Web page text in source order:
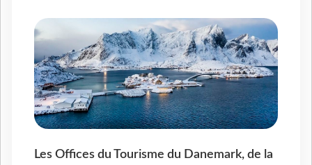
Les Offices du Tourisme du Danemark, de la